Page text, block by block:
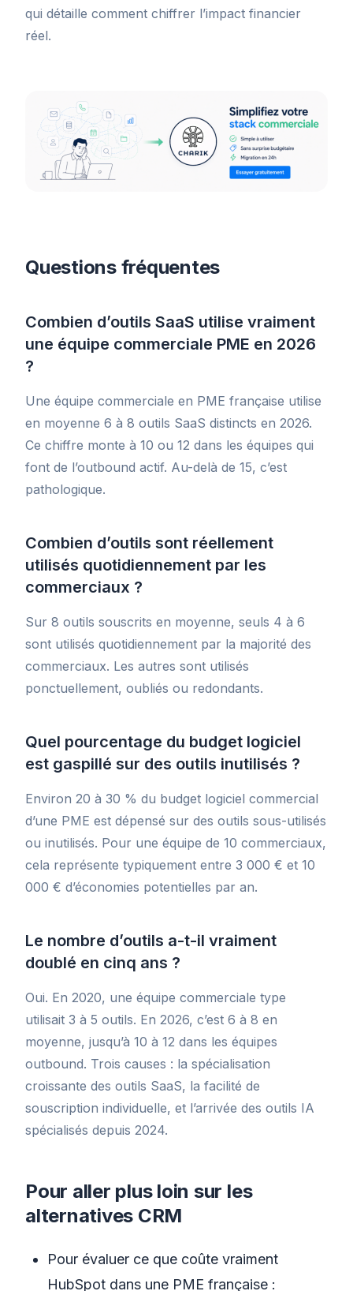
qui détaille comment chiffrer l’impact financier
réel.
Questions fréquentes
Combien d’outils SaaS utilise vraiment
une équipe commerciale PME en 2026
?
Une équipe commerciale en PME française utilise
en moyenne 6 à 8 outils SaaS distincts en 2026.
Ce chiffre monte à 10 ou 12 dans les équipes qui
font de l’outbound actif. Au-delà de 15, c’est
pathologique.
Combien d’outils sont réellement
utilisés quotidiennement par les
commerciaux ?
Sur 8 outils souscrits en moyenne, seuls 4 à 6
sont utilisés quotidiennement par la majorité des
commerciaux. Les autres sont utilisés
ponctuellement, oubliés ou redondants.
Quel pourcentage du budget logiciel
est gaspillé sur des outils inutilisés ?
Environ 20 à 30 % du budget logiciel commercial
d’une PME est dépensé sur des outils sous-utilisés
ou inutilisés. Pour une équipe de 10 commerciaux,
cela représente typiquement entre 3 000 € et 10
000 € d’économies potentielles par an.
Le nombre d’outils a-t-il vraiment
doublé en cinq ans ?
Oui. En 2020, une équipe commerciale type
utilisait 3 à 5 outils. En 2026, c’est 6 à 8 en
moyenne, jusqu’à 10 à 12 dans les équipes
outbound. Trois causes : la spécialisation
croissante des outils SaaS, la facilité de
souscription individuelle, et l’arrivée des outils IA
spécialisés depuis 2024.
Pour aller plus loin sur les
alternatives CRM
Pour évaluer ce que coûte vraiment
HubSpot dans une PME française :